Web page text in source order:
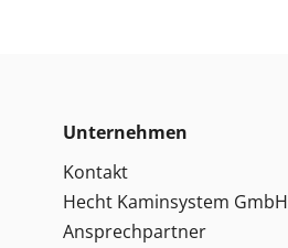
Unternehmen
Kontakt
Hecht Kaminsystem GmbH
Ansprechpartner